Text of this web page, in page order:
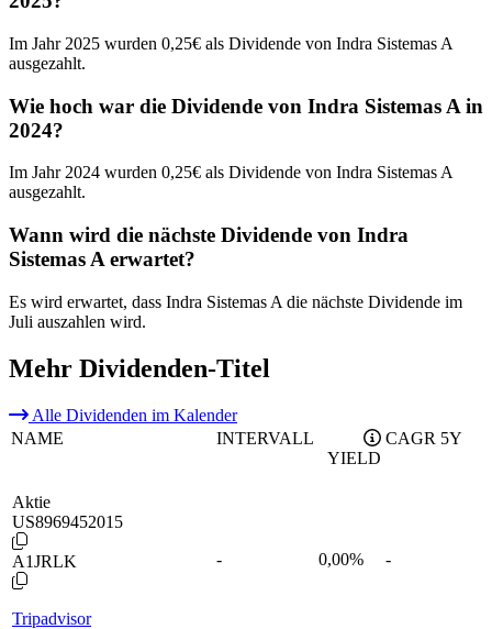
Im Jahr 2025 wurden 0,25€ als Dividende von Indra Sistemas A
ausgezahlt.
Wie hoch war die Dividende von Indra Sistemas A in
2024?
Im Jahr 2024 wurden 0,25€ als Dividende von Indra Sistemas A
ausgezahlt.
Wann wird die nächste Dividende von Indra
Sistemas A erwartet?
Es wird erwartet, dass Indra Sistemas A die nächste Dividende im
Juli auszahlen wird.
Mehr Dividenden-Titel
Alle Dividenden im Kalender
NAME
INTERVALL
YIELD
CAGR 5Y
Aktie
US8969452015
A1JRLK
Tripadvisor
- 0,00% -